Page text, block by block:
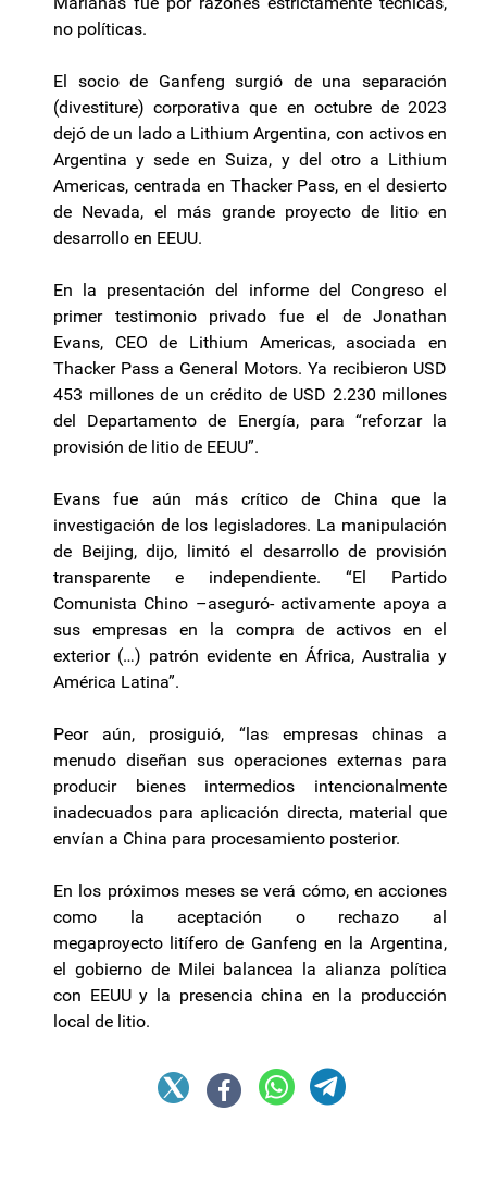
no políticas.
El socio de Ganfeng surgió de una separación
(divestiture) corporativa que en octubre de 2023
dejó de un lado a Lithium Argentina, con activos en
Argentina y sede en Suiza, y del otro a Lithium
Americas, centrada en ThackerPass, en el desierto
de Nevada, el más grande proyecto de litio en
desarrollo en EEUU.
En la presentación del informe del Congreso el
primer testimonio privado fue el de Jonathan
Evans, CEO de Lithium Americas, asociada en
ThackerPass a General Motors. Ya recibieron USD
453 millones de un crédito de USD 2.230 millones
del Departamento de Energía, para “reforzar la
provisión de litio de EEUU”.
Evans fue aún más crítico de China que la
investigación de los legisladores. La manipulación
de Beijing, dijo, limitó el desarrollo de provisión
transparente e independiente. “El Partido
Comunista Chino –aseguró- activamente apoya a
sus empresas en la compra de activos en el
exterior (…) patrón evidente en África, Australia y
América Latina”.
Peor aún, prosiguió, “las empresas chinas a
menudo diseñan sus operaciones externas para
producir bienes intermedios intencionalmente
inadecuados para aplicación directa, material que
envían a China para procesamiento posterior.
En los próximos meses se verá cómo, en acciones
como la aceptación o rechazo al
megaproyecto litífero de Ganfeng en la Argentina,
el gobierno de Milei balancea la alianza política
con EEUU y la presencia china en la producción
local de litio.